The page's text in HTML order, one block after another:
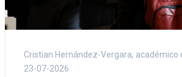
Cristian Hernández-Vergara, académico
23-07-2026